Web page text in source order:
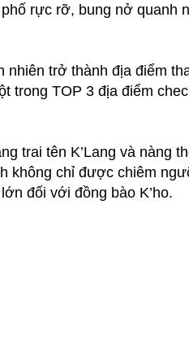
rực rỡ, bung nở quanh
trở thành địa điểm
TOP 3 địa điểm
trai tên K’Lang và nàng
không chỉ được chiêm
đối với đồng bào K’ho.